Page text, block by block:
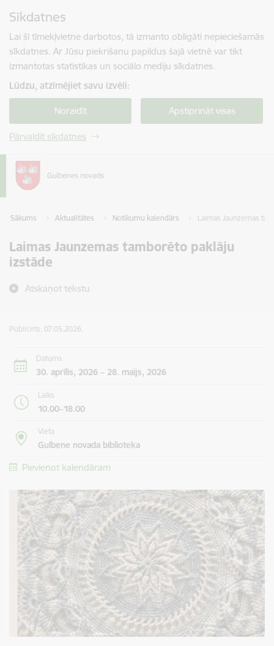
Sīkdatnes
Lai šī tīmekļvietne darbotos, tā izmanto obligāti nepieciešamās
sīkdatnes. Ar Jūsu piekrišanu papildus šajā vietnē var tikt
izmantotas statistikas un sociālo mediju sīkdatnes.
Lūdzu, atzīmējiet savu izvēli:
Noraidīt Apstiprināt visas
Pārvaldīt sīkdatnes
Sākums Aktualitātes Notikumu kalendārs Laimas Jaunzemas
Laimas Jaunzemas tamborēto paklāju
izstāde
Atskaņot tekstu
Publicēts: 07.05.2026.
Datums
30. aprīlis, 2026 – 28. maijs, 2026
Laiks
10.00–18.00
Vieta
Gulbene novada biblioteka
Pievienot kalendāram